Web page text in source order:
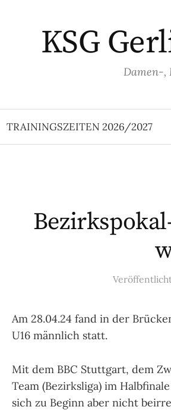
KSG
Damen-,
TRAININGSZEITEN 2026/2027
Am 28.04.24 fand in der
U16 männlich statt.
Mit dem BBC Stuttgart, dem
Team (Bezirksliga) im
sich zu Beginn aber nicht